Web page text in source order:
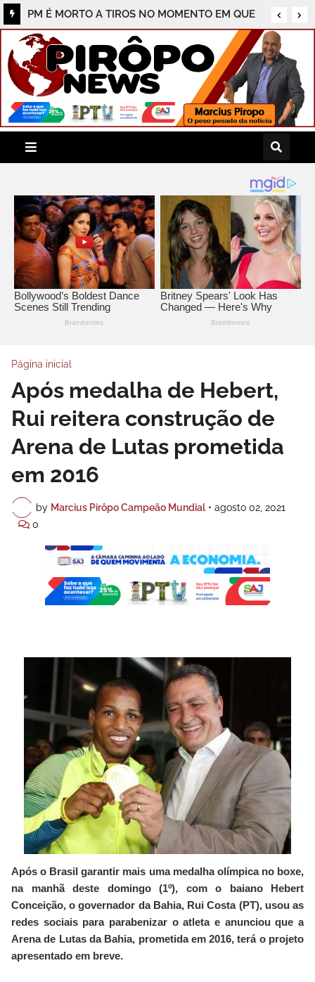
Sessão da Câmara de Riachão do Jacuípe
termina em troca de socos entre vereadores
(VÍDEO)
Página inicial
Após medalha de Hebert,
Rui reitera construção de
Arena de Lutas prometida
em 2016
by Marcius Pirôpo Campeão Mundial • agosto 02, 2021
0
Após o Brasil garantir mais uma medalha olímpica no boxe,
na manhã deste domingo (1º), com o baiano Hebert
Conceição, o governador da Bahia, Rui Costa (PT), usou as
redes sociais para parabenizar o atleta e anunciou que a
Arena de Lutas da Bahia, prometida em 2016, terá o projeto
apresentado em breve.